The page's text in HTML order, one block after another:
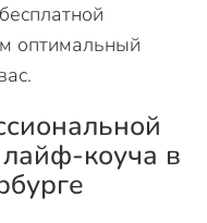
оптимальный
коуча в